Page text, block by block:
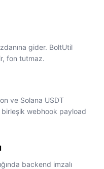
gider. BoltUtil
fon tutmaz.
ve Solana USDT
webhook payload
backend imzalı